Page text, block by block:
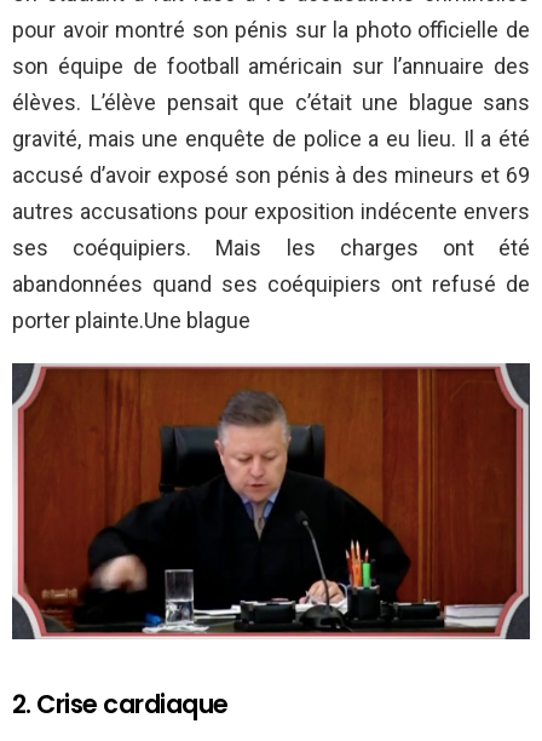
pour avoir montré son pénis sur la photo officielle de
son équipe de football américain sur l’annuaire des
élèves. L’élève pensait que c’était une blague sans
gravité, mais une enquête de police a eu lieu. Il a été
accusé d’avoir exposé son pénis à des mineurs et 69
autres accusations pour exposition indécente envers
ses coéquipiers. Mais les charges ont été
abandonnées quand ses coéquipiers ont refusé de
porter plainte.Une blague
2. Crise cardiaque